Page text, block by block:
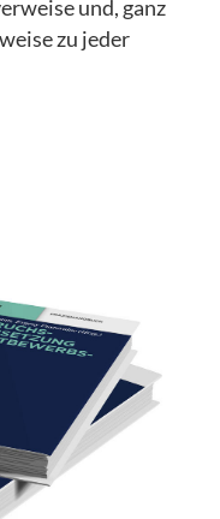
und, ganz
zu jeder